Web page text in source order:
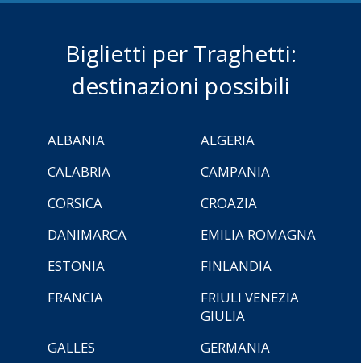
Biglietti per Traghetti:
destinazioni possibili
ALBANIA
ALGERIA
CALABRIA
CAMPANIA
CORSICA
CROAZIA
DANIMARCA
EMILIA ROMAGNA
ESTONIA
FINLANDIA
FRANCIA
FRIULI VENEZIA
GIULIA
GALLES
GERMANIA